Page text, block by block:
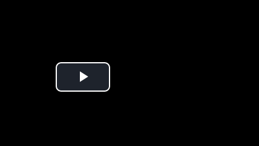
Play